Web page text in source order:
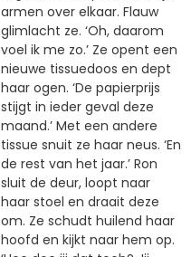
armen over elkaar. Flauw
glimlacht ze. ‘Oh, daarom
voel ik me zo.’ Ze opent een
nieuwe tissuedoos en dept
haar ogen. ‘De papierprijs
stijgt in ieder geval deze
maand.’ Met een andere
tissue snuit ze haar neus. ‘En
de rest van het jaar.’ Ron
sluit de deur, loopt naar
haar stoel en draait deze
om. Ze schudt huilend haar
hoofd en kijkt naar hem op.